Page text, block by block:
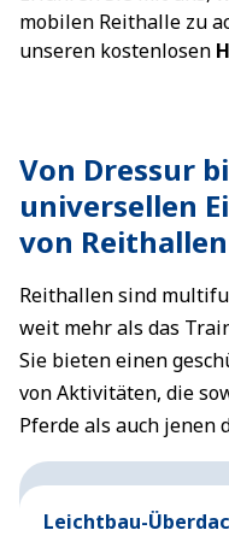
mobilen Reithalle zu
unseren kostenlosen
Von Dressur
universellen
von Reithallen
Reithallen sind
weit mehr als das
Sie bieten einen
von Aktivitäten, die
Pferde als auch jenen
Leichtbau-